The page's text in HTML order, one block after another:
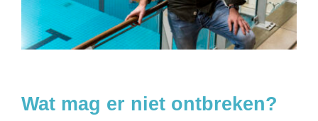
Wat mag er niet ontbreken?